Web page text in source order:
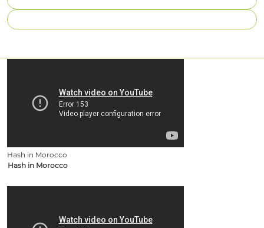
Hash in Morocco
Hash in Morocco